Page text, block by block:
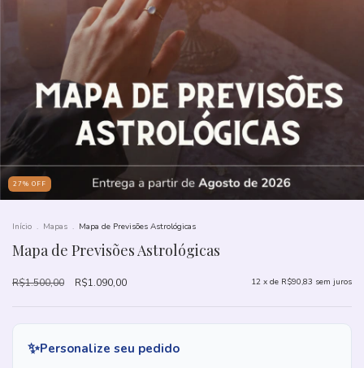
27% OFF
Início . Mapas . Mapa de Previsões Astrológicas
Mapa de Previsões Astrológicas
R$1.500,00 R$1.090,00 12 x de R$90,83 sem juros
✨Personalize seu pedido